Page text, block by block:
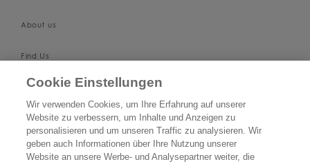
About us
Find Us
SUPPORT
Contact Us
Become a Stockist
Cookie Einstellungen
Wir verwenden Cookies, um Ihre Erfahrung auf unserer
Website zu verbessern, um Inhalte und Anzeigen zu
personalisieren und um unseren Traffic zu analysieren. Wir
geben auch Informationen über Ihre Nutzung unserer
Website an unsere Werbe- und Analysepartner weiter, die